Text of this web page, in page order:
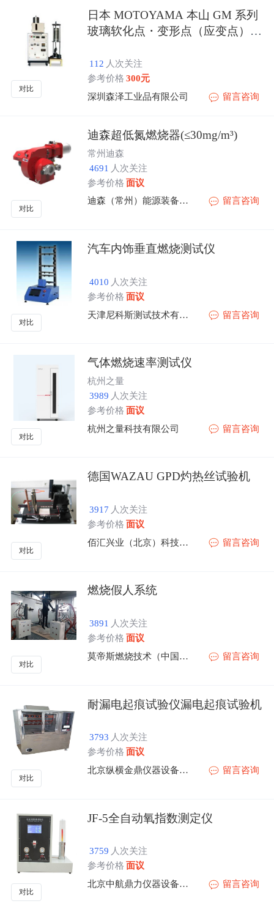
对比
日本 MOTOYAMA 本山 GM 系列
玻璃软化点・变形点（应变点）自
112 人次关注
参考价格 300元
深圳森泽工业品有限公司
留言咨询
对比
迪森超低氮燃烧器(≤30mg/m³)
常州迪森
4691 人次关注
参考价格 面议
迪森（常州）能源装备有限公司
留言咨询
对比
汽车内饰垂直燃烧测试仪
4010 人次关注
参考价格 面议
天津尼科斯测试技术有限公司
留言咨询
对比
气体燃烧速率测试仪
杭州之量
3989 人次关注
参考价格 面议
杭州之量科技有限公司
留言咨询
对比
德国WAZAU GPD灼热丝试验机
3917 人次关注
参考价格 面议
佰汇兴业（北京）科技有限公司
留言咨询
对比
燃烧假人系统
3891 人次关注
参考价格 面议
莫帝斯燃烧技术（中国）有限公司
留言咨询
对比
耐漏电起痕试验仪漏电起痕试验机
3793 人次关注
参考价格 面议
北京纵横金鼎仪器设备有限公司
留言咨询
对比
JF-5全自动氧指数测定仪
3759 人次关注
参考价格 面议
北京中航鼎力仪器设备有限公司
留言咨询